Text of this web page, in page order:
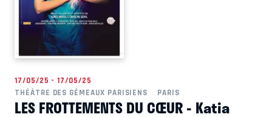
17/05/25 - 17/05/25
THÉÂTRE DES GÉMEAUX PARISIENS
PARIS
LES FROTTEMENTS DU CŒUR - Katia